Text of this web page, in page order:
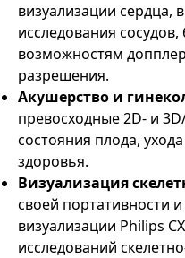
визуализации сердца,
исследования
возможностям
разрешения.
Акушерство и
превосходные 2D- и
состояния плода,
здоровья.
Визуализация
своей портативности
визуализации Philips
исследований